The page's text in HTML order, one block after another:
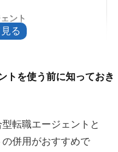
ント
トを使う前に知っておき
転職エージェントと
併用がおすすめで